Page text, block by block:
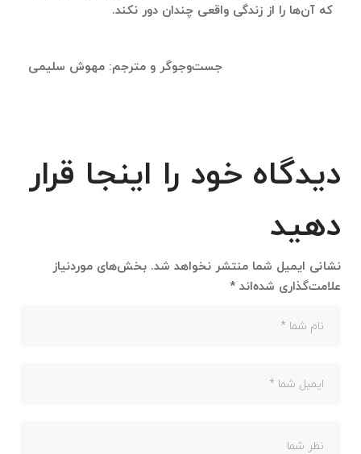
که آن‌ها را از زندگی واقعی چندان دور نکند.
جست‌وجوگر و مترجم: مهوش سلیمی
دیدگاه خود را اینجا قرار
دهید
نشانی ایمیل شما منتشر نخواهد شد. بخش‌های موردنیاز
علامت‌گذاری شده‌اند *